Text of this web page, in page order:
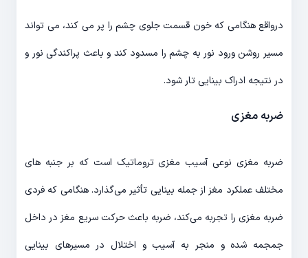
درواقع هنگامی که خون قسمت جلوی چشم را پر می کند، می تواند
مسیر روشن ورود نور به چشم را مسدود کند و باعث پراکندگی نور و
در نتیجه ادراک بینایی تار شود.
ضربه مغزی
ضربه مغزی نوعی آسیب مغزی تروماتیک است که بر جنبه های
مختلف عملکرد مغز از جمله بینایی تأثیر می‌گذارد. هنگامی که فردی
ضربه مغزی را تجربه می‌کند، ضربه باعث حرکت سریع مغز در داخل
جمجمه شده و منجر به آسیب و اختلال در مسیرهای بینایی